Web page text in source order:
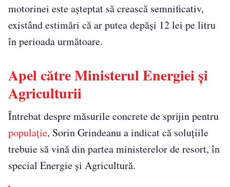
motorinei este așteptat să crească semnificativ,
existând estimări că ar putea depăși 12 lei pe litru
în perioada următoare.
Apel către Ministerul Energiei și
Agriculturii
Întrebat despre măsurile concrete de sprijin pentru
populație, Sorin Grindeanu a indicat că soluțiile
trebuie să vină din partea ministerelor de resort, în
special Energie și Agricultură.